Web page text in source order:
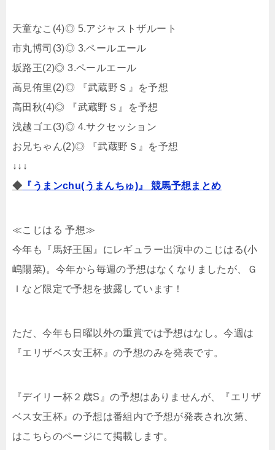
天童なこ(4)◎ 5.アジャストザルート
市丸博司(3)◎ 3.ペールエール
坂路王(2)◎ 3.ペールエール
高見侑里(2)◎ 『武蔵野Ｓ』を予想
高田秋(4)◎ 『武蔵野Ｓ』を予想
浅越ゴエ(3)◎ 4.サクセッション
お兄ちゃん(2)◎ 『武蔵野Ｓ』を予想
↓↓↓
◆ 『うまンchu(うまんちゅ)』 競馬予想まとめ
≪こじはる 予想≫
今年も『馬好王国』にレギュラー出演中のこじはる(小
嶋陽菜)。今年から毎週の予想はなくなりましたが、Ｇ
Ｉなど限定で予想を披露しています！
ただ、今年も日曜以外の重賞では予想はなし。今週は
『エリザベス女王杯』の予想のみを発表です。
『デイリー杯２歳S』の予想はありませんが、『エリザ
ベス女王杯』の予想は番組内で予想が発表され次第、
はこちらのページにて掲載します。